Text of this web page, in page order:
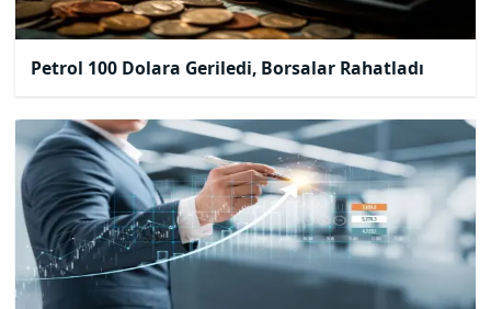
Petrol 100 Dolara Geriledi, Borsalar Rahatladı